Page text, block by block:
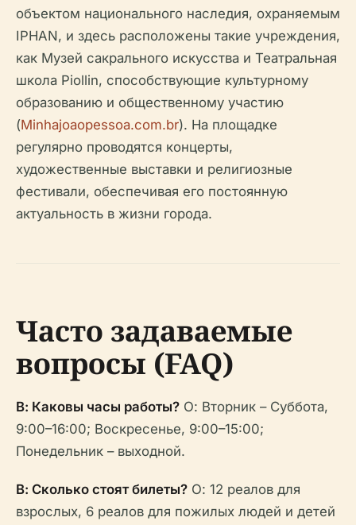
объектом национального наследия, охраняемым
IPHAN, и здесь расположены такие учреждения,
как Музей сакрального искусства и Театральная
школа Piollin, способствующие культурному
образованию и общественному участию
(Minhajoaopessoa.com.br). На площадке
регулярно проводятся концерты,
художественные выставки и религиозные
фестивали, обеспечивая его постоянную
актуальность в жизни города.
Часто задаваемые
вопросы (FAQ)
В: Каковы часы работы? О: Вторник – Суббота,
9:00–16:00; Воскресенье, 9:00–15:00;
Понедельник – выходной.
В: Сколько стоят билеты? О: 12 реалов для
взрослых, 6 реалов для пожилых людей и детей